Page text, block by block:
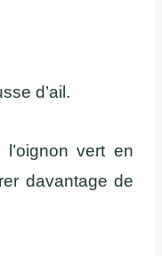
d’ail.
vert en
davantage de